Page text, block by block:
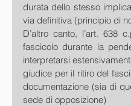
durata dello stesso
via definitiva (principio di
D’altro canto, l’art. 638
fascicolo durante la
interpretarsi
giudice per il ritiro del
documentazione (sia di
sede di opposizione)